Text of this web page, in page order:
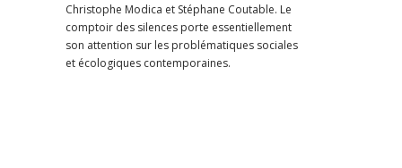
Christophe Modica et Stéphane Coutable. Le
comptoir des silences porte essentiellement
son attention sur les problématiques sociales
et écologiques contemporaines.